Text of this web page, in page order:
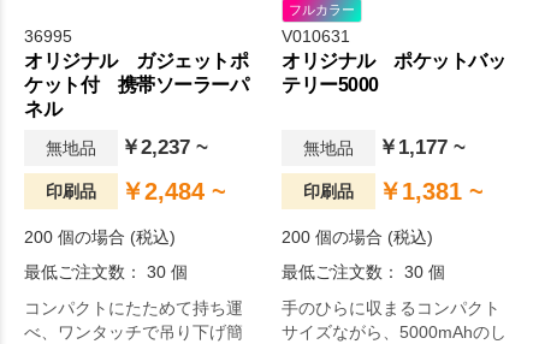
36995
オリジナル ガジェットポ
ケット付 携帯ソーラーパ
ネル
無地品 ￥2,237 ~
印刷品 ￥2,484 ~
200 個の場合 (税込)
最低ご注文数： 30 個
コンパクトにたためて持ち運
べ、ワンタッチで吊り下げ簡
フルカラー
V010631
オリジナル ポケットバッ
テリー5000
無地品 ￥1,177 ~
印刷品 ￥1,381 ~
200 個の場合 (税込)
最低ご注文数： 30 個
手のひらに収まるコンパクト
サイズながら、5000mAhのし